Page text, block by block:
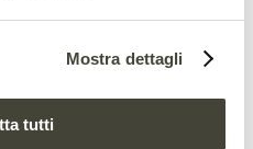
Mostra dettagli
tutti
in uno studio
dall'università di